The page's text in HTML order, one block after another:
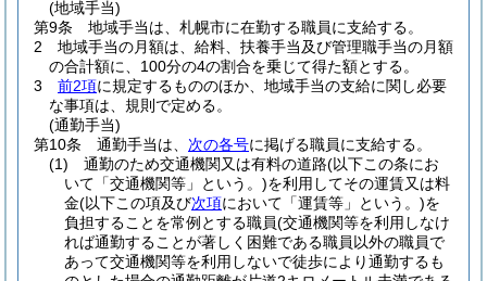
(地域手当)
第9条
地域手当は、札幌市に在勤する職員に支給する。
2
地域手当の月額は、給料、扶養手当及び管理職手当の月額
の合計額に、100分の4の割合を乗じて得た額とする。
3
前2項に規定するもののほか、地域手当の支給に関し必要
な事項は、規則で定める。
(通勤手当)
第10条
通勤手当は、 次の各号に掲げる職員に支給する。
(1)
通勤のため交通機関又は有料の道路(以下この条にお
いて「交通機関等」という。)を利用してその運賃又は料
金(以下この項及び次項において「運賃等」という。)を
負担することを常例とする職員(交通機関等を利用しなけ
れば通勤することが著しく困難である職員以外の職員で
あって交通機関等を利用しないで徒歩により通勤するも